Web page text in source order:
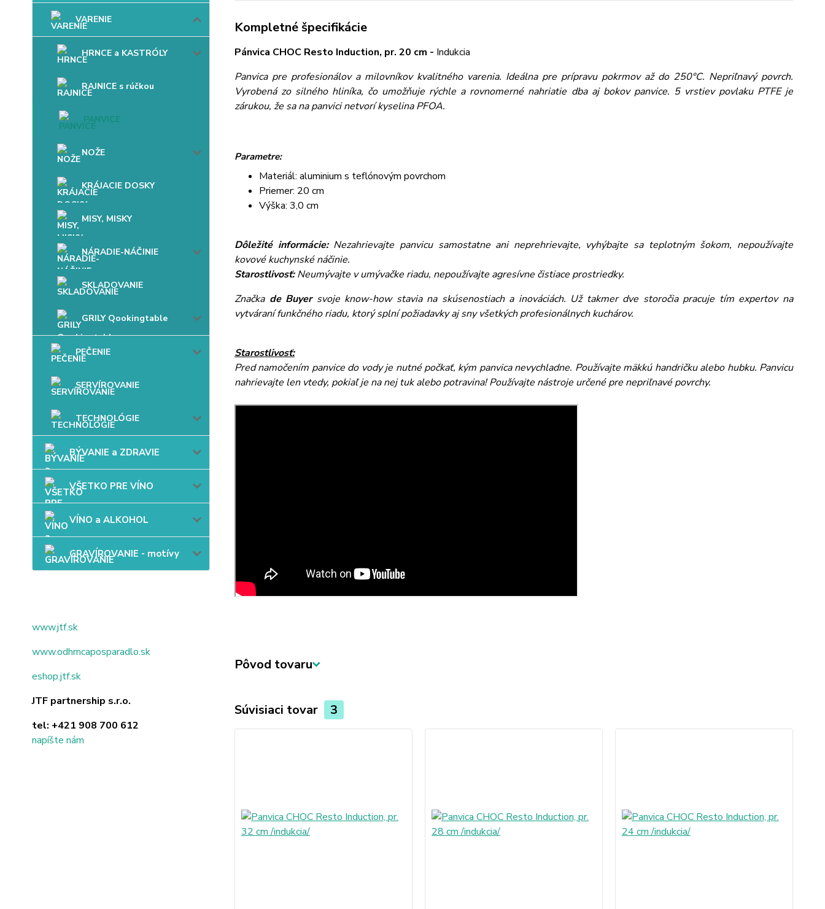
VARENIE
HRNCE a KASTRÓLY
RAJNICE s rúčkou
PANVICE
NOŽE
KRÁJACIE DOSKY
MISY, MISKY
NÁRADIE-NÁČINIE
SKLADOVANIE
GRILY Qookingtable
PEČENIE
SERVÍROVANIE
TECHNOLÓGIE
BÝVANIE a ZDRAVIE
VŠETKO PRE VÍNO
VÍNO a ALKOHOL
GRAVÍROVANIE - motívy
www.jtf.sk
www.odhrncaposparadlo.sk
eshop.jtf.sk
JTF partnership s.r.o.
tel: +421 908 700 612
napíšte nám
Kompletné špecifikácie
Pánvica CHOC Resto Induction, pr. 20 cm - Indukcia
Panvica pre profesionálov a milovníkov kvalitného varenia. Ideálna pre prípravu pokrmov až do 250°C. Nepriľnavý povrch.
Vyrobená zo silného hliníka, čo umožňuje rýchle a rovnomerné nahriatie dba aj bokov panvice. 5 vrstiev povlaku PTFE je
zárukou, že sa na panvici netvorí kyselina PFOA.
Parametre:
Materiál: aluminium s teflónovým povrchom
Priemer: 20 cm
Výška: 3,0 cm
Dôležité informácie:Nezahrievajte panvicu samostatne ani neprehrievajte, vyhýbajte sa teplotným šokom, nepoužívajte
kovové kuchynské náčinie.
Starostlivosť:Neumývajte v umývačke riadu, nepoužívajte agresívne čistiace prostriedky.
Značka de Buyer svoje know-how stavia na skúsenostiach a inováciách. Už takmer dve storočia pracuje tím expertov na
vytváraní funkčného riadu, ktorý splní požiadavky aj sny všetkých profesionálnych kuchárov.
Starostlivosť:
Pred namočením panvice do vody je nutné počkať, kým panvica nevychladne. Používajte mäkkú handričku alebo hubku. Panvicu
nahrievajte len vtedy, pokiaľ je na nej tuk alebo potravina! Používajte nástroje určené pre nepriľnavé povrchy.
Pôvod tovaru
Súvisiaci tovar 3